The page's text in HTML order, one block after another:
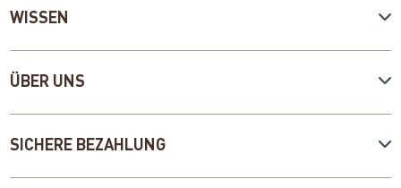
WISSEN
ÜBER UNS
SICHERE BEZAHLUNG